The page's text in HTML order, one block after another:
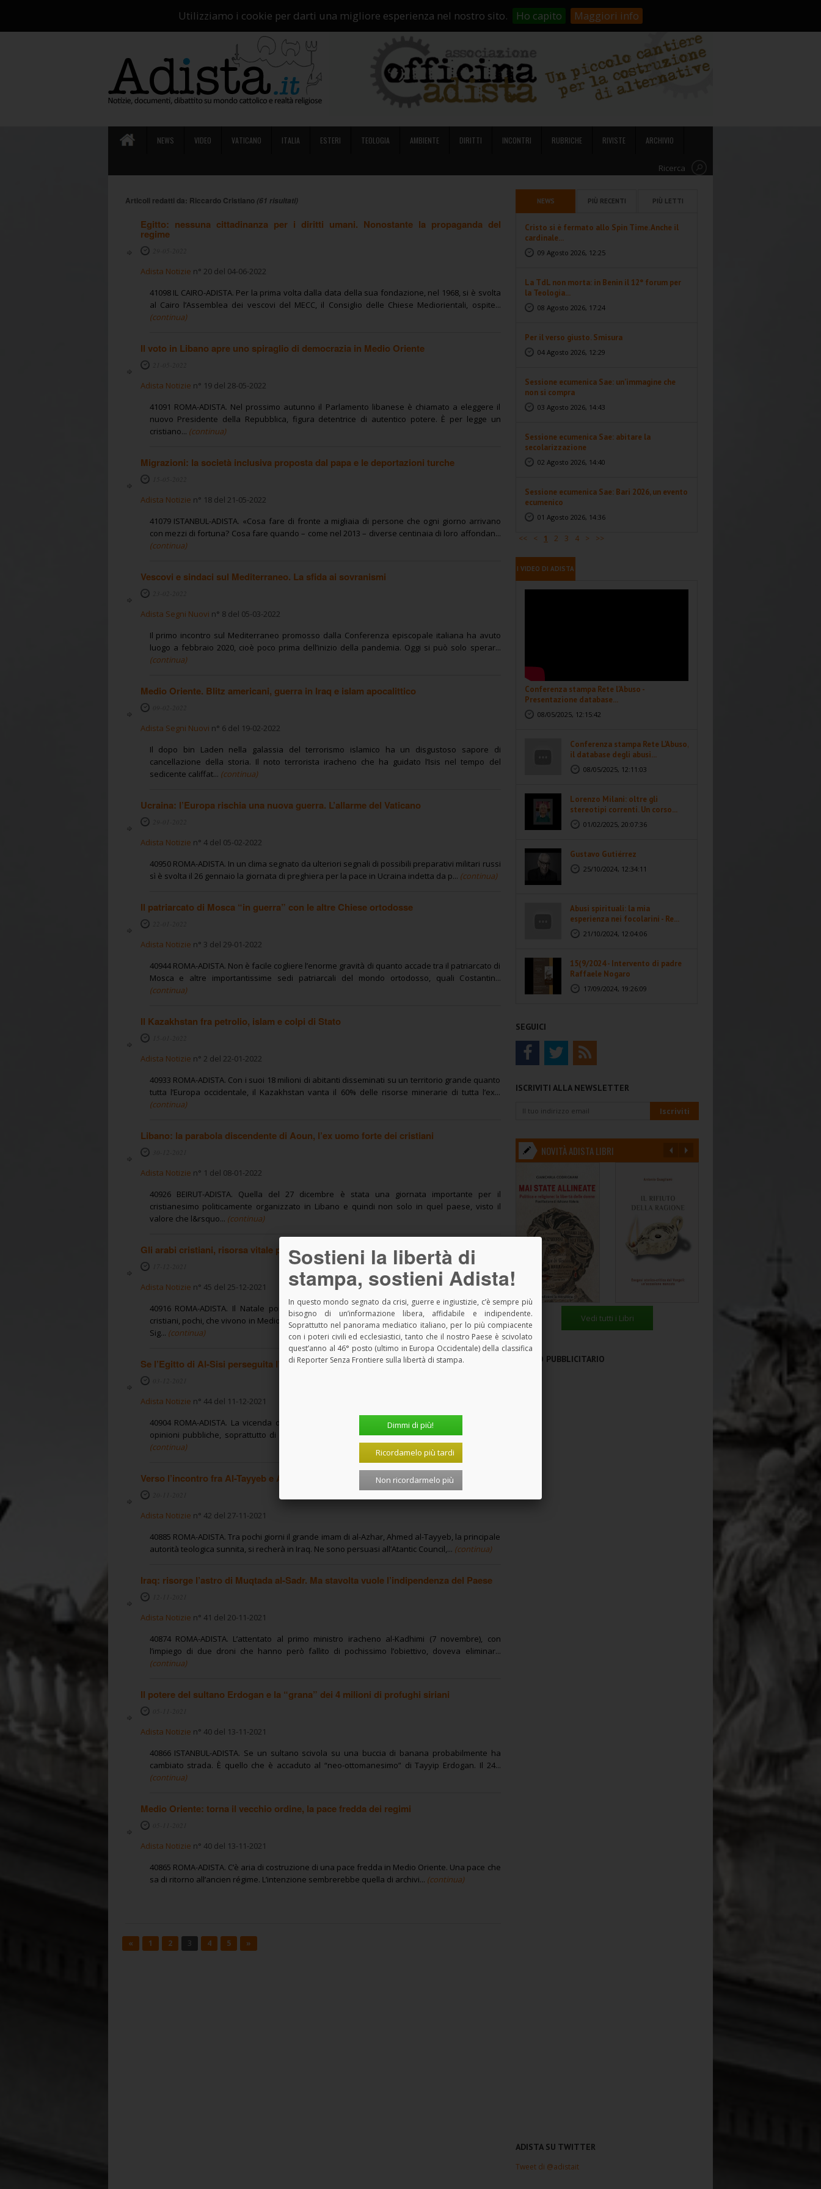
Utilizziamo i cookie per darti una migliore esperienza nel nostro sito. Ho capito Maggiori infoCarrello
Sostienici!
NEWS VIDEO VATICANO ITALIA ESTERI TEOLOGIA AMBIENTE DIRITTI INCONTRI RUBRICHE RIVISTE ARCHIVIO
Ricerca
Articoli redatti da: Riccardo Cristiano (61 risultati)
Egitto: nessuna cittadinanza per i diritti umani. Nonostante la propaganda del
regime
Adista Notizie n° 20 del 04-06-2022
41098 IL CAIRO-ADISTA. Per la prima volta dalla data della sua fondazione, nel 1968, si è svolta
al Cairo l’Assemblea dei vescovi del MECC, il Consiglio delle Chiese Mediorientali, ospite...
(continua)
Il voto in Libano apre uno spiraglio di democrazia in Medio Oriente
Adista Notizie n° 19 del 28-05-2022
41091 ROMA-ADISTA. Nel prossimo autunno il Parlamento libanese è chiamato a eleggere il
nuovo Presidente della Repubblica, figura detentrice di autentico potere. È per legge un
cristiano... (continua)
Migrazioni: la società inclusiva proposta dal papa e le deportazioni turche
Adista Notizie n° 18 del 21-05-2022
41079 ISTANBUL-ADISTA. «Cosa fare di fronte a migliaia di persone che ogni giorno arrivano
con mezzi di fortuna? Cosa fare quando – come nel 2013 – diverse centinaia di loro affondan...
(continua)
Vescovi e sindaci sul Mediterraneo. La sfida ai sovranismi
Adista Segni Nuovi n° 8 del 05-03-2022
Il primo incontro sul Mediterraneo promosso dalla Conferenza episcopale italiana ha avuto
luogo a febbraio 2020, cioè poco prima dell’inizio della pandemia. Oggi si può solo sperar...
(continua)
Medio Oriente. Blitz americani, guerra in Iraq e islam apocalittico
Adista Segni Nuovi n° 6 del 19-02-2022
Il dopo bin Laden nella galassia del terrorismo islamico ha un disgustoso sapore di
cancellazione della storia. Il noto terrorista iracheno che ha guidato l’Isis nel tempo del
sedicente califfat... (continua)
Ucraina: l’Europa rischia una nuova guerra. L’allarme del Vaticano
Adista Notizie n° 4 del 05-02-2022
40950 ROMA-ADISTA. In un clima segnato da ulteriori segnali di possibili preparativi militari russi
sì è svolta il 26 gennaio la giornata di preghiera per la pace in Ucraina indetta da p... (continua)
Il patriarcato di Mosca “in guerra” con le altre Chiese ortodosse
Adista Notizie n° 3 del 29-01-2022
40944 ROMA-ADISTA. Non è facile cogliere l’enorme gravità di quanto accade tra il patriarcato di
Mosca e altre importantissime sedi patriarcali del mondo ortodosso, quali Costantin...
(continua)
Il Kazakhstan fra petrolio, islam e colpi di Stato
Adista Notizie n° 2 del 22-01-2022
40933 ROMA-ADISTA. Con i suoi 18 milioni di abitanti disseminati su un territorio grande quanto
tutta l’Europa occidentale, il Kazakhstan vanta il 60% delle risorse minerarie di tutta l’ex...
(continua)
Libano: la parabola discendente di Aoun, l’ex uomo forte dei cristiani
Adista Notizie n° 1 del 08-01-2022
40926 BEIRUT-ADISTA. Quella del 27 dicembre è stata una giornata importante per il
cristianesimo politicamente organizzato in Libano e quindi non solo in quel paese, visto il
valore che l&rsquo... (continua)
Gli arabi cristiani, risorsa vitale per i popoli del Medio Oriente (non per i regimi)
Adista Notizie n° 45 del 25-12-2021
40916 ROMA-ADISTA. Il Natale porta giustamente un po’ d’attenzione sulla situazione dei
cristiani, pochi, che vivono in Medio Oriente e la recente inaugurazione della cattedrale Nostra
Sig... (continua)
Se l’Egitto di Al-Sisi perseguita l’Islam illuminato
Adista Notizie n° 44 del 11-12-2021
40904 ROMA-ADISTA. La vicenda di Giulio Regeni non può che richiamare l’attenzione delle
opinioni pubbliche, soprattutto di quella italiana, ma con ogni probabilità richiamer&agrav...
(continua)
Verso l’incontro fra Al-Tayyeb e Al-Sistani: nasce l’ecumenismo islamico?
Adista Notizie n° 42 del 27-11-2021
40885 ROMA-ADISTA. Tra pochi giorni il grande imam di al-Azhar, Ahmed al-Tayyeb, la principale
autorità teologica sunnita, si recherà in Iraq. Ne sono persuasi all’Atantic Council,... (continua)
Iraq: risorge l’astro di Muqtada al-Sadr. Ma stavolta vuole l’indipendenza del Paese
Adista Notizie n° 41 del 20-11-2021
40874 ROMA-ADISTA. L’attentato al primo ministro iracheno al-Kadhimi (7 novembre), con
l’impiego di due droni che hanno però fallito di pochissimo l’obiettivo, doveva eliminar...
(continua)
Il potere del sultano Erdogan e la “grana” dei 4 milioni di profughi siriani
Adista Notizie n° 40 del 13-11-2021
40866 ISTANBUL-ADISTA. Se un sultano scivola su una buccia di banana probabilmente ha
cambiato strada. È quello che è accaduto al “neo-ottomanesimo” di Tayyip Erdogan. Il 24...
(continua)
Medio Oriente: torna il vecchio ordine, la pace fredda dei regimi
Adista Notizie n° 40 del 13-11-2021
40865 ROMA-ADISTA. C’è aria di costruzione di una pace fredda in Medio Oriente. Una pace che
sa di ritorno all’ancien régime. L’intenzione sembrerebbe quella di archivi... (continua)
« 1 2 3 4 5 »
NEWS PIÙ RECENTI PIÙ LETTI
Cristo si è fermato allo Spin Time. Anche il
cardinale...
09 Agosto 2026, 12:25
La TdL non morta: in Benin il 12° forum per
la Teologia...
08 Agosto 2026, 17:24
Per il verso giusto. Smisura
04 Agosto 2026, 12:29
Sessione ecumenica Sae: un’immagine che
non si compra
03 Agosto 2026, 14:43
Sessione ecumenica Sae: abitare la
secolarizzazione
02 Agosto 2026, 14:40
Sessione ecumenica Sae: Bari 2026, un evento
ecumenico
01 Agosto 2026, 14:36
<< < 1 2 3 4 > >>
I VIDEO DI ADISTA
Conferenza stampa Rete l'Abuso -
Presentazione database...
08/05/2025, 12:15:42
Conferenza stampa Rete L'Abuso,
il database degli abusi...
08/05/2025, 12:11:03
Lorenzo Milani: oltre gli
stereotipi correnti. Un corso...
01/02/2025, 20:07:36
Gustavo Gutiérrez
25/10/2024, 12:34:11
Abusi spirituali: la mia
esperienza nei focolarini - Re...
21/10/2024, 12:04:06
15(9/2024 - Intervento di padre
Raffaele Nogaro
17/09/2024, 19:26:09
SEGUICI
ISCRIVITI ALLA NEWSLETTER
NOVITÀ ADISTA LIBRI
Vedi tutti i Libri
SPAZIO PUBBLICITARIO
ADISTA SU TWITTER
Tweet di @adistait
Sostieni la libertà di
stampa, sostieni Adista!
In questo mondo segnato da crisi, guerre e ingiustizie, c’è sempre più
bisogno di un’informazione libera, affidabile e indipendente.
Soprattutto nel panorama mediatico italiano, per lo più compiacente
con i poteri civili ed ecclesiastici, tanto che il nostro Paese è scivolato
quest’anno al 46° posto (ultimo in Europa Occidentale) della classifica
di Reporter Senza Frontiere sulla libertà di stampa.
Dimmi di più!
Ricordamelo più tardi
Non ricordarmelo più